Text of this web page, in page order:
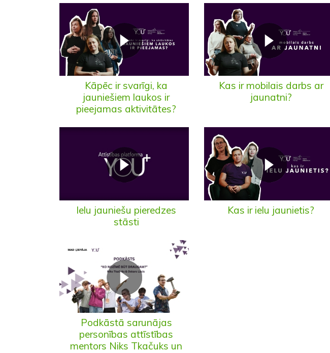
Kāpēc ir svarīgi, ka
jauniešiem laukos ir
pieejamas aktivitātes?
Kas ir mobilais darbs ar
jaunatni?
Ielu jauniešu pieredzes
stāsti
Kas ir ielu jaunietis?
Podkāstā sarunājas
personības attīstības
mentors Niks Tkačuks un